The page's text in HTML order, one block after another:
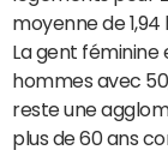
moyenne de
La gent féminine
hommes avec
reste une
plus de 60 ans